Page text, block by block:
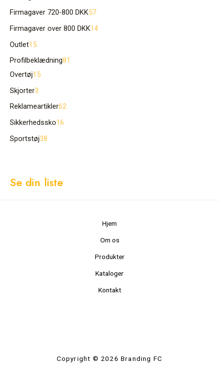
Firmagaver 720-800 DKK57
Firmagaver over 800 DKK14
Outlet15
Profilbeklædning81
Overtøj15
Skjorter3
Reklameartikler62
Sikkerhedssko16
Sportstøj38
Se din liste
Hjem
Om os
Produkter
Kataloger
Kontakt
Copyright © 2026 Branding FC